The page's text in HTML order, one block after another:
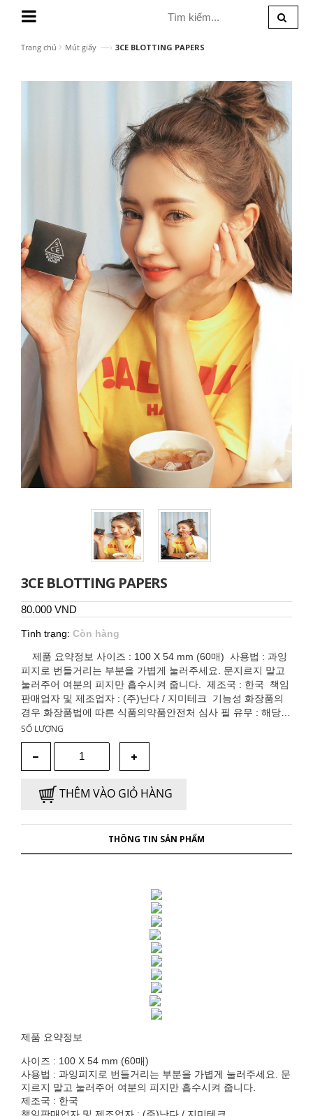
Trang chủ Mút giấy —› 3CE BLOTTING PAPERS
3CE BLOTTING PAPERS
80.000 VND
Tình trạng: Còn hàng
피지로 번들거리는 부분을 가볍게 눌러주세요. 문지르지 말고
눌러주어 여분의 피지만 흡수시켜 줍니다. 제조국 : 한국 책임
판매업자 및 제조업자 : (주)난다 / 지미테크 기능성 화장품의
경우 화장품법에 따른 식품의약품안전처 심사 필 유무 : 해당없
음 소비자상담관련 전화번호 : 0502-707-8888 품질보증기준
: 본 제품에 이상이 있을 경우 공정거래위원회 고시 품목별 소
비자 분쟁 해결 기준에 의해 보상해 드립니다. 사용 시의 주의
사항 : 1) 상처가 있는 부분, 습진 및 피부염 등의 이상이 있는
해가 되지 않도록 주의할 것 3) 유아·소아의 손이 닿지 않는 곳
표시 천연아마, 펄프, 착색피그먼트 (탄산칼슘, 카오린, 염료)
Natural linen, Pulp, Pigment (calcium carbonate, kaolin, dye)
3CE의 모든 제품은! 01. 단 한번이라도 사용흔적이 있거나 02.
SỐ LƯỢNG
THÊM VÀO GIỎ HÀNG
THÔNG TIN SẢN PHẨM
제품 요약정보
사이즈 : 100 X 54 mm (60매)
사용법 : 과잉피지로 번들거리는 부분을 가볍게 눌러주세요. 문
지르지 말고 눌러주어 여분의 피지만 흡수시켜 줍니다.
제조국 : 한국